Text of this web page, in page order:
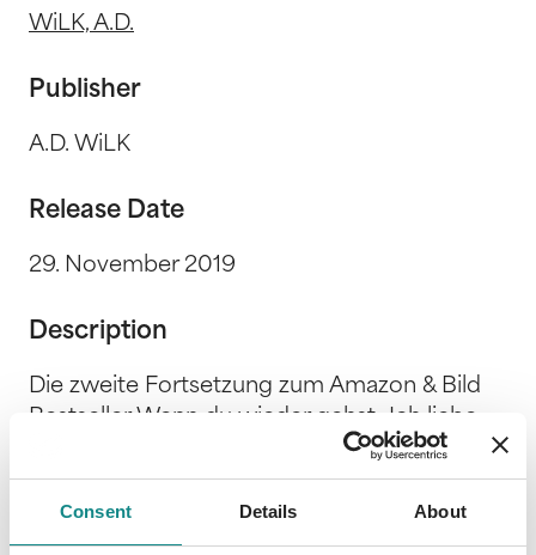
Consent Details About
WiLK, A.D.
Publisher
A.D. WiLK
Release Date
29. November 2019
Description
Die zweite Fortsetzung zum Amazon & Bild
Bestseller Wenn du wieder gehst „Ich liebe
dich, Lucy.” Ihr Lächeln wurde weicher. „Ich
liebe dich auch, Ben.” Nik macht sich
gemeinsam mit Lou auf den Weg in seinen
alten Heimatort, um eines von Marcs